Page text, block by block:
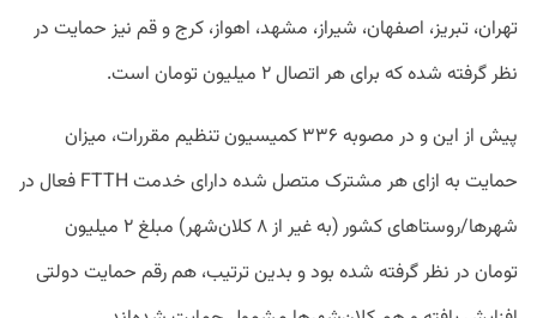
تهران، تبریز، اصفهان، شیراز، مشهد، اهواز، کرج و قم نیز حمایت در
نظر گرفته شده که برای هر اتصال ۲ میلیون تومان است.
پیش از این و در مصوبه ۳۳۶ کمیسیون تنظیم مقررات، میزان
حمایت به ازای هر مشترک متصل شده دارای خدمت FTTH فعال در
شهرها/روستاهای کشور (به غیر از ۸ کلان‌شهر) مبلغ ۲ میلیون
تومان در نظر گرفته شده بود و بدین ترتیب، هم رقم حمایت دولتی